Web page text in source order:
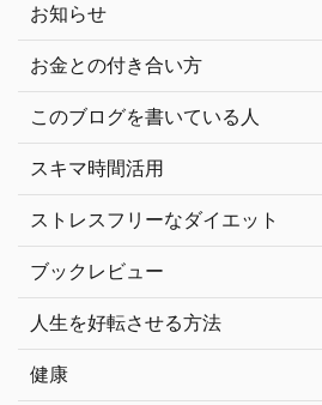
お知らせ
お金との付き合い方
このブログを書いている人
スキマ時間活用
ストレスフリーなダイエット
ブックレビュー
人生を好転させる方法
健康